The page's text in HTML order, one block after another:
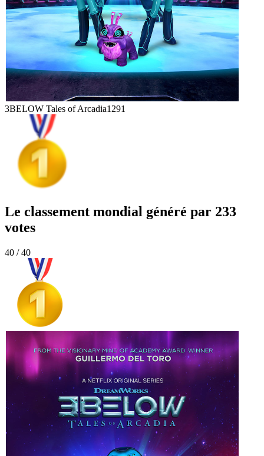
3BELOW Tales of Arcadia1291
Le classement mondial généré par 233
votes
40 / 40